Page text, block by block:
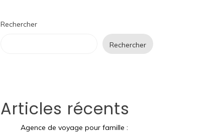
Rechercher
Rechercher
Articles récents
Agence de voyage pour famille :